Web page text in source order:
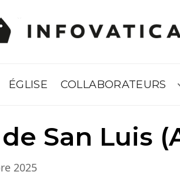
ÉGLISE COLLABORATEURS
San Luis
2025